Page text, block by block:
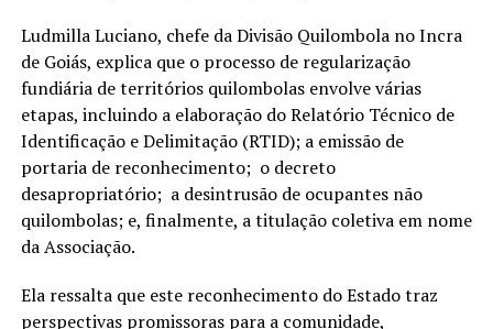
Ludmilla Luciano, chefe da Divisão Quilombola no Incra
de Goiás, explica que o processo de regularização
fundiária de territórios quilombolas envolve várias
etapas, incluindo a elaboração do Relatório Técnico de
Identificação e Delimitação (RTID); a emissão de
portaria de reconhecimento; o decreto
desapropriatório; a desintrusão de ocupantes não
quilombolas; e, finalmente, a titulação coletiva em nome
da Associação.
Ela ressalta que este reconhecimento do Estado traz
perspectivas promissoras para a comunidade,